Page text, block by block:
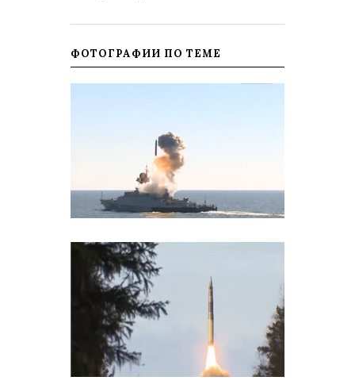
ФОТОГРАФИИ ПО ТЕМЕ